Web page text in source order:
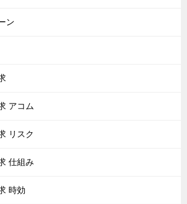
ン
アコム
リスク
仕組み
時効